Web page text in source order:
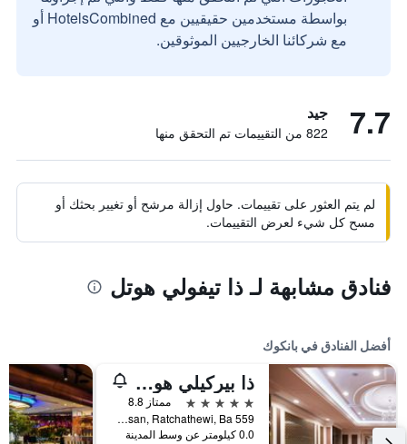
بواسطة مستخدمين حقيقيين مع HotelsCombined أو
مع شركائنا الخارجيين الموثوقين.
7.7 جيد
822 من التقييمات تم التحقق منها
لم يتم العثور على تقييمات. حاول إزالة مرشح أو تغيير بحثك أو
مسح كل شيء لعرض التقييمات.
فنادق مشابهة لـ ذا تيفولي هوتل
أفضل الفنادق في بانكوك
ذا بيركيلي هوتل براتونام
5 نجوم
ممتاز 8.8
559 Ratcharaprarop Rd., Makkasan, Ratchathewi, Ba, بانكوك, تايلاند
0.0 كيلومتر عن وسط المدينة